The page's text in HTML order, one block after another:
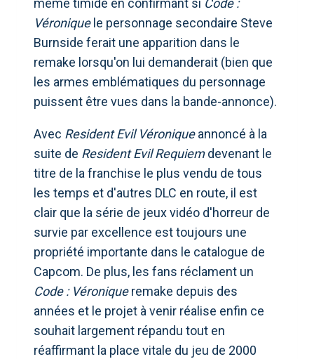
même timide en confirmant si Code :
Véroniquele personnage secondaire Steve
Burnside ferait une apparition dans le
remake lorsqu'on lui demanderait (bien que
les armes emblématiques du personnage
puissent être vues dans la bande-annonce).
Avec Resident Evil Véroniqueannoncé à la
suite de Resident Evil Requiemdevenant le
titre de la franchise le plus vendu de tous
les temps et d'autres DLC en route, il est
clair que la série de jeux vidéo d'horreur de
survie par excellence est toujours une
propriété importante dans le catalogue de
Capcom. De plus, les fans réclament un
Code : Véroniqueremake depuis des
années et le projet à venir réalise enfin ce
souhait largement répandu tout en
réaffirmant la place vitale du jeu de 2000